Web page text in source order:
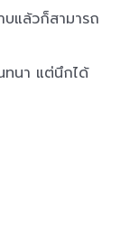
บแล้วก็สามารถ
ทนา แต่นึกได้